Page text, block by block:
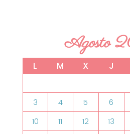
Agosto
L M X J
3
4 5 6
10
11 12 13